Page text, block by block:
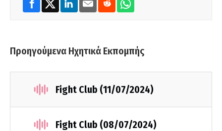
Προηγούμενα Ηχητικά Εκπομπής
Fight Club (11/07/2024)
Fight Club (08/07/2024)